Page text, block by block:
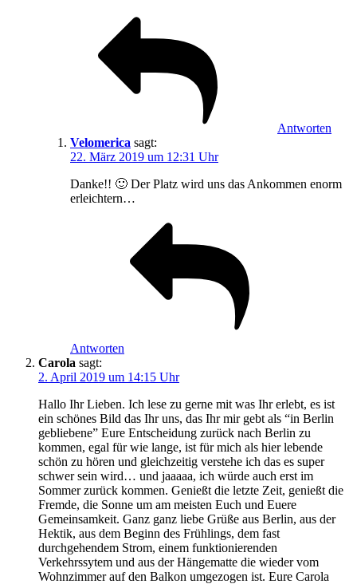
Antworten
Velomerica sagt:
22. März 2019 um 12:31 Uhr
Danke!! 🙂 Der Platz wird uns das Ankommen enorm
erleichtern…
Antworten
Carola sagt:
2. April 2019 um 14:15 Uhr
Hallo Ihr Lieben. Ich lese zu gerne mit was Ihr erlebt, es ist
ein schönes Bild das Ihr uns, das Ihr mir gebt als “in Berlin
gebliebene” Eure Entscheidung zurück nach Berlin zu
kommen, egal für wie lange, ist für mich als hier lebende
schön zu hören und gleichzeitig verstehe ich das es super
schwer sein wird… und jaaaaa, ich würde auch erst im
Sommer zurück kommen. Genießt die letzte Zeit, genießt die
Fremde, die Sonne um am meisten Euch und Euere
Gemeinsamkeit. Ganz ganz liebe Grüße aus Berlin, aus der
Hektik, aus dem Beginn des Frühlings, dem fast
durchgehendem Strom, einem funktionierenden
Verkehrssytem und aus der Hängematte die wieder vom
Wohnzimmer auf den Balkon umgezogen ist. Eure Carola